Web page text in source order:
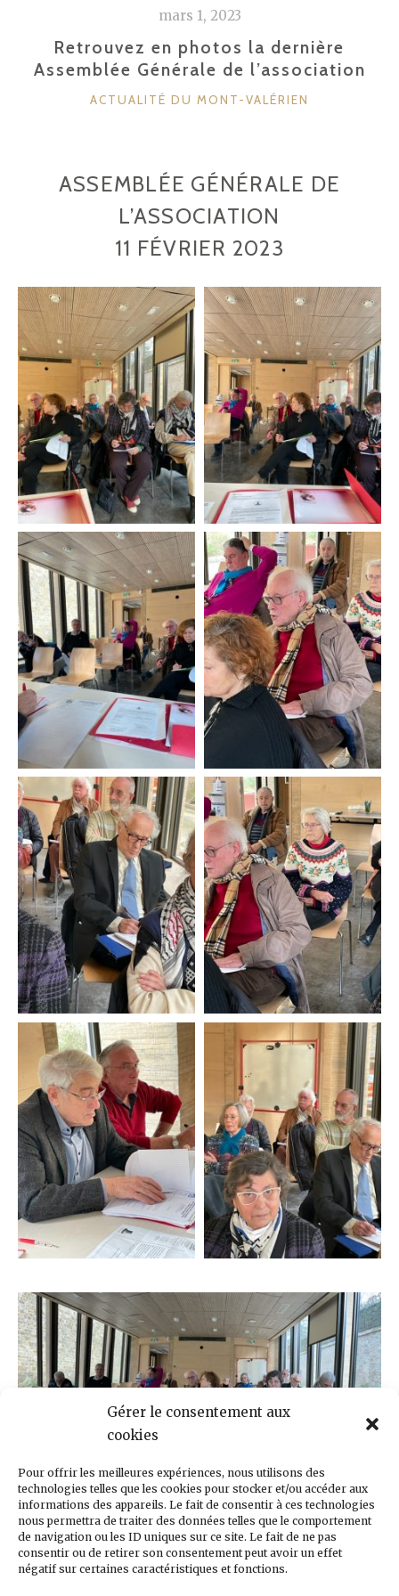
Gérer le consentement aux
cookies
Pour offrir les meilleures expériences, nous utilisons des
technologies telles que les cookies pour stocker et/ou accéder aux
informations des appareils. Le fait de consentir à ces technologies
nous permettra de traiter des données telles que le comportement
de navigation ou les ID uniques sur ce site. Le fait de ne pas
consentir ou de retirer son consentement peut avoir un effet
négatif sur certaines caractéristiques et fonctions.
mars 1, 2023
Retrouvez en photos la dernière
Assemblée Générale de l’association
CATÉGORIES
ACTUALITÉ DU MONT-VALÉRIEN
ASSEMBLÉE GÉNÉRALE DE
L’ASSOCIATION
11 FÉVRIER 2023